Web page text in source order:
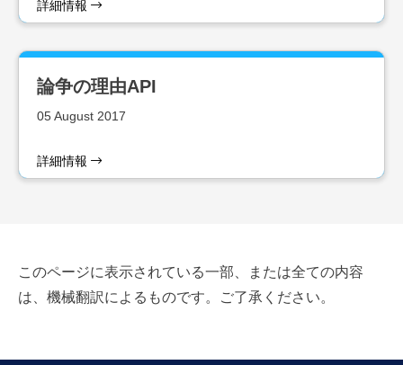
詳細情報
論争の理由API
05 August 2017
詳細情報
このページに表示されている一部、または全ての内容
は、機械翻訳によるものです。ご了承ください。